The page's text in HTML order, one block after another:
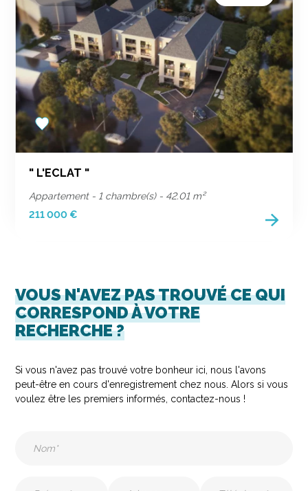
Add
to
favorites
" L'ECLAT "
Appartement - 1 chambre(s) - 42.01 m²
211 000 €
VOUS N'AVEZ PAS TROUVÉ CE QUI
CORRESPOND À VOTRE
RECHERCHE ?
Si vous n'avez pas trouvé votre bonheur ici, nous l'avons
peut-être en cours d'enregistrement chez nous. Alors si vous
voulez être les premiers informés, contactez-nous !
(Nécessaire)